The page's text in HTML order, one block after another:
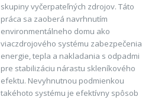
skupiny vyčerpateľných zdrojov. Táto
práca sa zaoberá navrhnutím
environmentálneho domu ako
viaczdrojového systému zabezpečenia
energie, tepla a nakladania s odpadmi
pre stabilizáciu nárastu skleníkového
efektu. Nevyhnutnou podmienkou
takéhoto systému je efektívny spôsob